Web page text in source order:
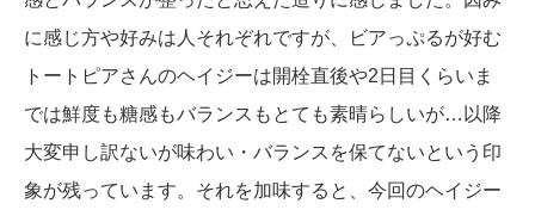
に感じ方や好みは人それぞれですが、ビアっぷるが好む
トートピアさんのヘイジーは開栓直後や2日目くらいま
では鮮度も糖感もバランスもとても素晴らしいが…以降
大変申し訳ないが味わい・バランスを保てないという印
象が残っています。それを加味すると、今回のヘイジー